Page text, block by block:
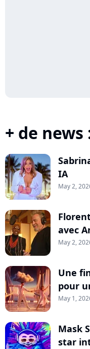
+ de news
IA
May 2,
avec
May 2,
Une
pour
May 1,
Mask
star